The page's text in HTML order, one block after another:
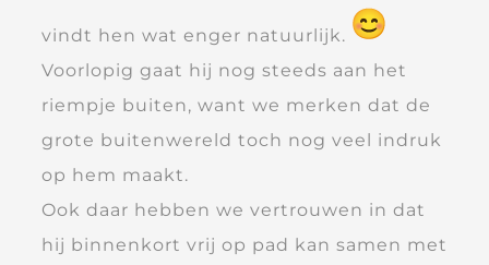
vindt hen wat enger natuurlijk.
Voorlopig gaat hij nog steeds aan het
riempje buiten, want we merken dat de
grote buitenwereld toch nog veel indruk
op hem maakt.
Ook daar hebben we vertrouwen in dat
hij binnenkort vrij op pad kan samen met